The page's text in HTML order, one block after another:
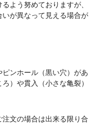
よう努めておりますが、
が異なって見える場合が
ンホール（黒い穴）があ
）や貫入（小さな亀裂）
文の場合は出来る限り合